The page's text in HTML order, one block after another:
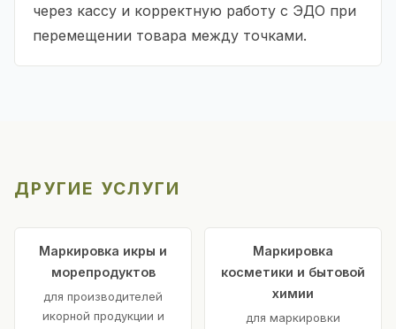
через кассу и корректную работу с ЭДО при
перемещении товара между точками.
ДРУГИЕ УСЛУГИ
Маркировка икры и
морепродуктов
для производителей
икорной продукции и
Маркировка
косметики и бытовой
химии
для маркировки